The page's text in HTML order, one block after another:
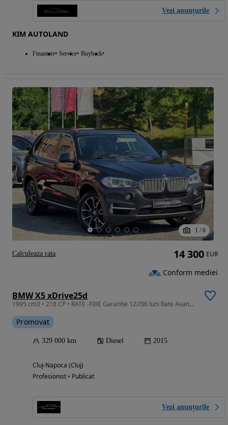
Vezi anunțurile
KIM AUTOLAND
Finantare Service Buyback
1 / 6
BMW X5 xDrive25d
1995 cm3 • 218 CP • RATE -FIXE Garantie 12//36 luni Rate Avans 0 Leasing
Promovat
329 000 km Diesel 2015
Cluj-Napoca (Cluj)
Profesionist • Publicat
Vezi anunțurile
14 300 EUR
Conform mediei
Calculeaza rata